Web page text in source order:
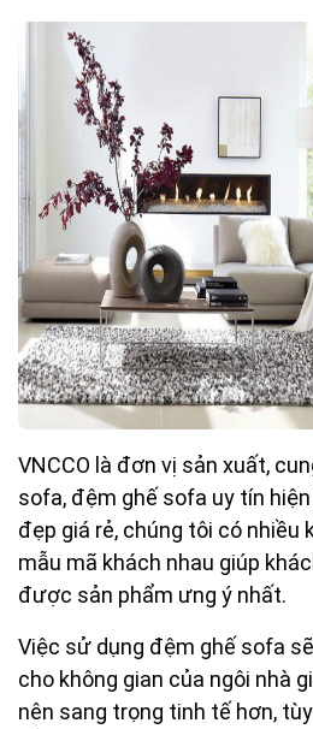
VNCCO là đơn vị sản xuất,
sofa, đệm ghế sofa uy tín
đẹp giá rẻ, chúng tôi có nhiều
mẫu mã khách nhau giúp
được sản phẩm ưng ý nhất.
Việc sử dụng đệm ghế sofa
cho không gian của ngôi nhà
nên sang trọng tinh tế hơn,